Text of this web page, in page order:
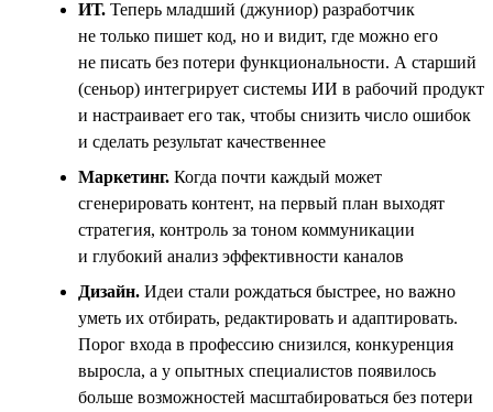
ИТ. Теперь младший (джуниор) разработчик
не только пишет код, но и видит, где можно его
не писать без потери функциональности. А старший
(сеньор) интегрирует системы ИИ в рабочий продукт
и настраивает его так, чтобы снизить число ошибок
и сделать результат качественнее
Маркетинг. Когда почти каждый может
сгенерировать контент, на первый план выходят
стратегия, контроль за тоном коммуникации
и глубокий анализ эффективности каналов
Дизайн. Идеи стали рождаться быстрее, но важно
уметь их отбирать, редактировать и адаптировать.
Порог входа в профессию снизился, конкуренция
выросла, а у опытных специалистов появилось
больше возможностей масштабироваться без потери